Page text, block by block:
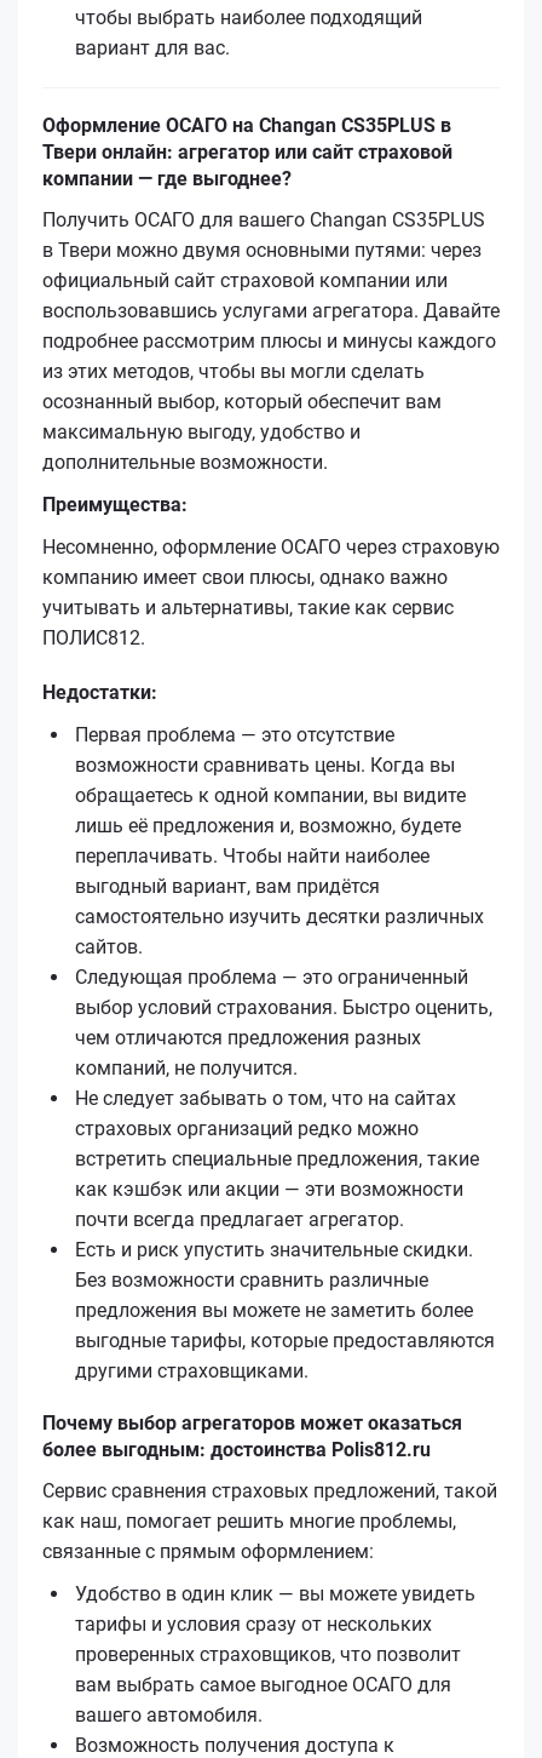
чтобы выбрать наиболее подходящий
вариант для вас.
Оформление ОСАГО на Changan CS35PLUS в
Твери онлайн: агрегатор или сайт страховой
компании — где выгоднее?
Получить ОСАГО для вашего Changan CS35PLUS
в Твери можно двумя основными путями: через
официальный сайт страховой компании или
воспользовавшись услугами агрегатора. Давайте
подробнее рассмотрим плюсы и минусы каждого
из этих методов, чтобы вы могли сделать
осознанный выбор, который обеспечит вам
максимальную выгоду, удобство и
дополнительные возможности.
Преимущества:
Несомненно, оформление ОСАГО через страховую
компанию имеет свои плюсы, однако важно
учитывать и альтернативы, такие как сервис
ПОЛИС812.
Недостатки:
Первая проблема — это отсутствие
возможности сравнивать цены. Когда вы
обращаетесь к одной компании, вы видите
лишь её предложения и, возможно, будете
переплачивать. Чтобы найти наиболее
выгодный вариант, вам придётся
самостоятельно изучить десятки различных
сайтов.
Следующая проблема — это ограниченный
выбор условий страхования. Быстро оценить,
чем отличаются предложения разных
компаний, не получится.
Не следует забывать о том, что на сайтах
страховых организаций редко можно
встретить специальные предложения, такие
как кэшбэк или акции — эти возможности
почти всегда предлагает агрегатор.
Есть и риск упустить значительные скидки.
Без возможности сравнить различные
предложения вы можете не заметить более
выгодные тарифы, которые предоставляются
другими страховщиками.
Почему выбор агрегаторов может оказаться
более выгодным: достоинства Polis812.ru
Сервис сравнения страховых предложений, такой
как наш, помогает решить многие проблемы,
связанные с прямым оформлением:
Удобство в один клик — вы можете увидеть
тарифы и условия сразу от нескольких
проверенных страховщиков, что позволит
вам выбрать самое выгодное ОСАГО для
вашего автомобиля.
Возможность получения доступа к